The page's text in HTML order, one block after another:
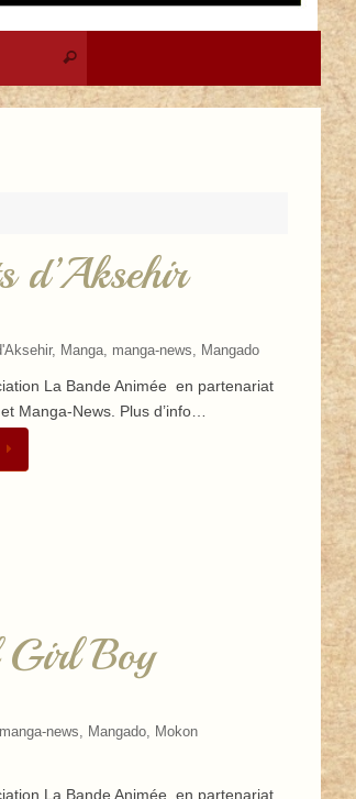
Rechercher
d’Aksehir
, Manga, manga-news, Mangado
La Bande Animée en partenariat
Manga-News. Plus d’info…
Boy
manga-news, Mangado, Mokon
La Bande Animée en partenariat